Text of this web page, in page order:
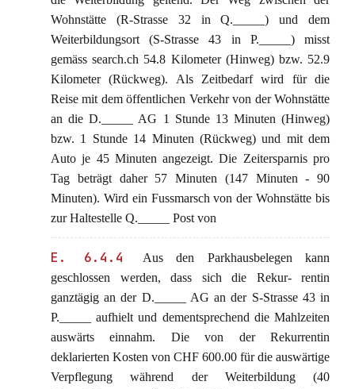
Wohnstätte (R-Strasse 32 in Q._____) und dem
Weiterbildungsort (S-Strasse 43 in P._____) misst
gemäss search.ch 54.8 Kilometer (Hinweg) bzw. 52.9
Kilometer (Rückweg). Als Zeitbedarf wird für die
Reise mit dem öffentlichen Verkehr von der Wohnstätte
an die D._____ AG 1 Stunde 13 Minuten (Hinweg)
bzw. 1 Stunde 14 Minuten (Rückweg) und mit dem
Auto je 45 Minuten angezeigt. Die Zeitersparnis pro
Tag beträgt daher 57 Minuten (147 Minuten - 90
Minuten). Wird ein Fussmarsch von der Wohnstätte bis
zur Haltestelle Q._____ Post von
E. 6.4.4
Aus den Parkhausbelegen kann
geschlossen werden, dass sich die Rekur- rentin
ganztägig an der D._____ AG an der S-Strasse 43 in
P._____ aufhielt und dementsprechend die Mahlzeiten
auswärts einnahm. Die von der Rekurrentin
deklarierten Kosten von CHF 600.00 für die auswärtige
Verpflegung während der Weiterbildung (40